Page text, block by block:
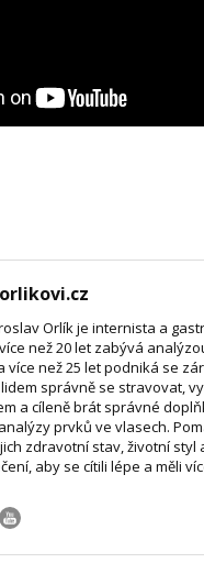
Orlík je internista a
než 20 let zabývá
více než 25 let podniká se
správně se stravovat,
a cíleně brát správné
prvků ve vlasech.
zdravotní stav, životní styl
aby se cítili lépe a měli